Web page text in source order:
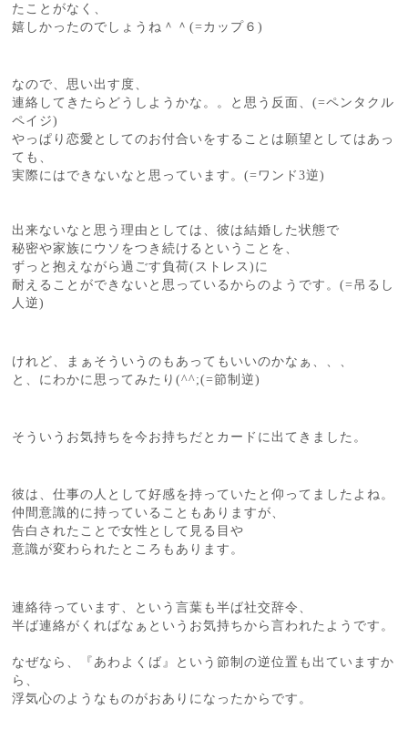
たことがなく、
嬉しかったのでしょうね＾＾(=カップ６)
なので、思い出す度、
連絡してきたらどうしようかな。。と思う反面、(=ペンタクル
ペイジ)
やっぱり恋愛としてのお付合いをすることは願望としてはあっ
ても、
実際にはできないなと思っています。(=ワンド3逆)
出来ないなと思う理由としては、彼は結婚した状態で
秘密や家族にウソをつき続けるということを、
ずっと抱えながら過ごす負荷(ストレス)に
耐えることができないと思っているからのようです。(=吊るし
人逆)
けれど、まぁそういうのもあってもいいのかなぁ、、、
と、にわかに思ってみたり(^^;(=節制逆)
そういうお気持ちを今お持ちだとカードに出てきました。
彼は、仕事の人として好感を持っていたと仰ってましたよね。
仲間意識的に持っていることもありますが、
告白されたことで女性として見る目や
意識が変わられたところもあります。
連絡待っています、という言葉も半ば社交辞令、
半ば連絡がくればなぁというお気持ちから言われたようです。
なぜなら、『あわよくば』という節制の逆位置も出ていますか
ら、
浮気心のようなものがおありになったからです。